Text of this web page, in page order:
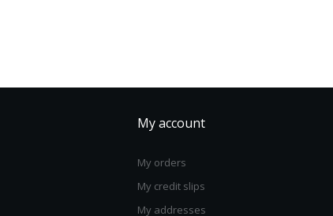
My account
My orders
My credit slips
My addresses